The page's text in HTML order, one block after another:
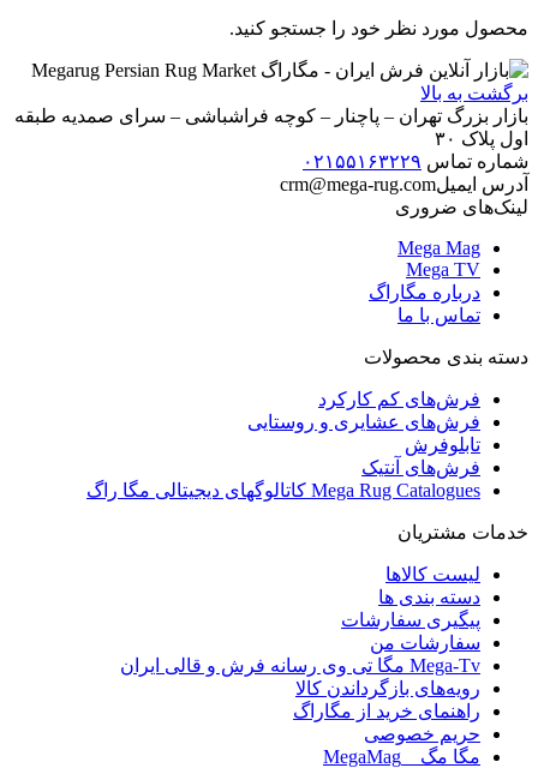
محصول مورد نظر خود را جستجو کنید.
برگشت به بالا
بازار بزرگ تهران – پاچنار – کوچه فراشباشی – سرای صمدیه طبقه
اول پلاک ۳۰
شماره تماس ۰۲۱۵۵۱۶۳۲۲۹
آدرس ایمیلcrm@mega-rug.com
لینک‌های ضروری
Mega Mag
Mega TV
درباره مگاراگ
تماس با ما
دسته بندی محصولات
فرش‌های کم کارکرد
فرش‌های عشایری و روستایی
تابلوفرش
فرش‌های آنتیک
Mega Rug Catalogues کاتالوگهای دیجیتالی مگا راگ
خدمات مشتریان
لیست کالاها
دسته بندی ها
پیگیری سفارشات
سفارشات من
Mega-Tv مگا تی وی رسانه فرش و قالی ایران
رویه‌های بازگرداندن کالا
راهنمای خرید از مگاراگ
حریم خصوصی
مگا مگ _ MegaMag